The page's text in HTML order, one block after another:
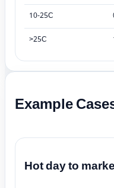
10-25C
>25C
Example
Hot day to